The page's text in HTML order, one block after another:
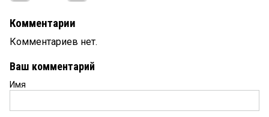
Комментарии
Комментариев нет.
Ваш комментарий
Имя